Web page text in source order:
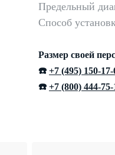
Предельный
Способ
Размер своей
☎️ +7 (495) 150-17-
☎️ +7 (800) 444-75-